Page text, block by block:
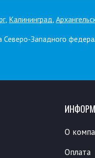
, Калининград,
Северо-Западного
О
Оплата